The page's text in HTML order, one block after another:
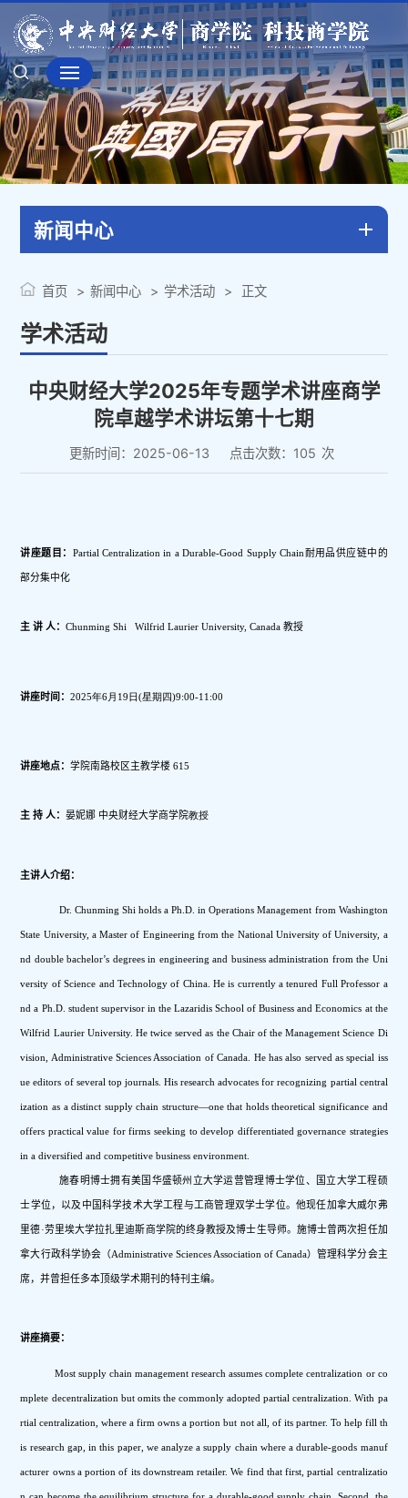
新闻中心
学术活动
首页 新闻中心 学术活动 正文
中央财经大学2025年专题学术讲座商学
院卓越学术讲坛第十七期
更新时间：2025-06-13 点击次数： 105 次
讲座题目： Partial Centralization in a Durable-Good Supply Chain耐用品供应链中的
部分集中化
主 讲 人：Chunming Shi   Wilfrid Laurier University, Canada 教授
讲座时间：2025年6月19日(星期四)9:00-11:00
讲座地点：学院南路校区主教学楼 615
主 持 人：晏妮娜 中央财经大学商学院教授
主讲人介绍：
Dr. Chunming Shi holds a Ph.D. in Operations Management from Washington
State University, a Master of Engineering from the National University of University, a
nd double bachelor’s degrees in engineering and business administration from the Uni
versity of Science and Technology of China. He is currently a tenured Full Professor a
nd a Ph.D. student supervisor in the Lazaridis School of Business and Economics at the
Wilfrid Laurier University. He twice served as the Chair of the Management Science Di
vision, Administrative Sciences Association of Canada. He has also served as special iss
ue editors of several top journals. His research advocates for recognizing partial central
ization as a distinct supply chain structure—one that holds theoretical significance and
offers practical value for firms seeking to develop differentiated governance strategies
in a diversified and competitive business environment.
施春明博士拥有美国华盛顿州立大学运营管理博士学位、国立大学工程硕
士学位，以及中国科学技术大学工程与工商管理双学士学位。他现任加拿大威尔弗
里德·劳里埃大学拉扎里迪斯商学院的终身教授及博士生导师。施博士曾两次担任加
拿大行政科学协会（Administrative Sciences Association of Canada）管理科学分会主
席，并曾担任多本顶级学术期刊的特刊主编。
讲座摘要：
Most supply chain management research assumes complete centralization or co
mplete decentralization but omits the commonly adopted partial centralization. With pa
rtial centralization, where a firm owns a portion but not all, of its partner. To help fill th
is research gap, in this paper, we analyze a supply chain where a durable-goods manuf
acturer owns a portion of its downstream retailer. We find that first, partial centralizatio
n can become the equilibrium structure for a durable-good supply chain. Second, the